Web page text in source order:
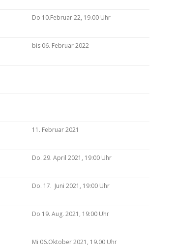
Do 10.Februar 22, 19.00 Uhr
bis 06. Februar 2022
11. Februar 2021
Do. 29. April 2021, 19:00 Uhr
Do. 17. Juni 2021, 19:00 Uhr
Do 19. Aug. 2021, 19:00 Uhr
Mi 06.Oktober 2021, 19.00 Uhr